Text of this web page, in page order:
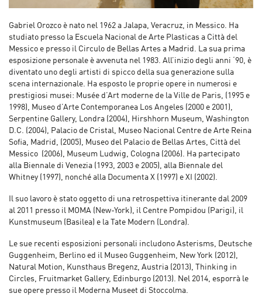
Gabriel Orozco è nato nel 1962 a Jalapa, Veracruz, in Messico. Ha
studiato presso la Escuela Nacional de Arte Plasticas a Città del
Messico e presso il Circulo de Bellas Artes a Madrid. La sua prima
esposizione personale è avvenuta nel 1983. All’inizio degli anni ‘90, è
diventato uno degli artisti di spicco della sua generazione sulla
scena internazionale. Ha esposto le proprie opere in numerosi e
prestigiosi musei: Musée d’Art moderne de la Ville de Paris, (1995 e
1998), Museo d’Arte Contemporanea Los Angeles (2000 e 2001),
Serpentine Gallery, Londra (2004), Hirshhorn Museum, Washington
D.C. (2004), Palacio de Cristal, Museo Nacional Centre de Arte Reina
Sofia, Madrid, (2005), Museo del Palacio de Bellas Artes, Città del
Messico (2006), Museum Ludwig, Cologna (2006). Ha partecipato
alla Biennale di Venezia (1993, 2003 e 2005), alla Biennale del
Whitney (1997), nonché alla Documenta X (1997) e XI (2002).
Il suo lavoro è stato oggetto di una retrospettiva itinerante dal 2009
al 2011 presso il MOMA (New-York), il Centre Pompidou (Parigi), il
Kunstmuseum (Basilea) e la Tate Modern (Londra).
Le sue recenti esposizioni personali includono Asterisms, Deutsche
Guggenheim, Berlino ed il Museo Guggenheim, New York (2012),
Natural Motion, Kunsthaus Bregenz, Austria (2013), Thinking in
Circles, Fruitmarket Gallery, Edinburgo (2013). Nel 2014, esporrà le
sue opere presso il Moderna Museet di Stoccolma.